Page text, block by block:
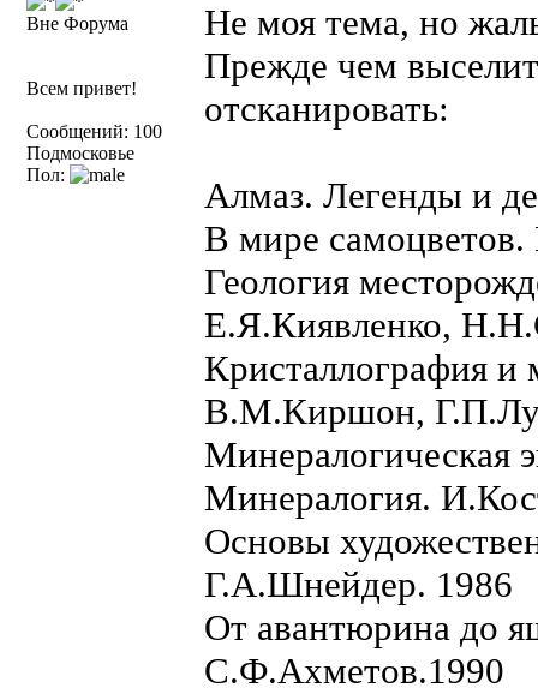
Вне Форума
Всем привет!
Сообщений: 100
Подмосковье
Пол:
Не моя тема, но
Прежде чем
отсканировать:
Алмаз. Легенды и
В мире самоцветов.
Геология
Е.Я.Киявленко,
Кристаллография
В.М.Киршон,
Минералогическая
Минералогия.
Основы
Г.А.Шнейдер. 1986
От авантюрина до
С.Ф.Ахметов.1990